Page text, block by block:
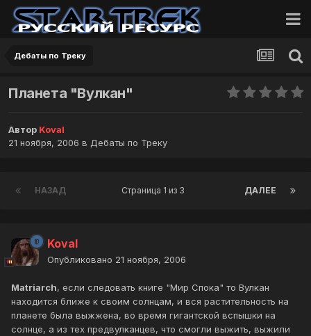
Дебаты по Треку
Планета "Вулкан"
Автор Koval
21 ноября, 2006 в Дебаты по Треку
НАЗАД ДАЛЕЕ
Страница 1 из 3
Koval
Опубликовано 21 ноября, 2006
Matriarch, если следовать книге "Мир Спока" то Вулкан
находится ближе к своим солнцам, и вся растительность на
планете была выжжена, во время гигантской вспышки на
солнце, а из тех предвулканцев, что смогли выжить, выжили